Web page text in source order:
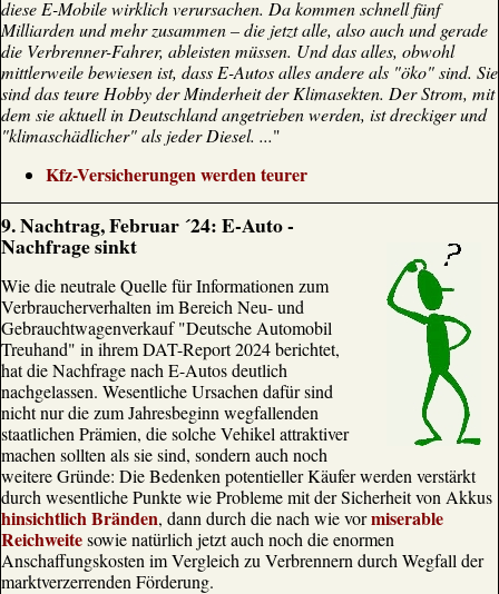
diese E-Mobile wirklich verursachen. Da kommen schnell fünf
Milliarden und mehr zusammen – die jetzt alle, also auch und gerade
die Verbrenner-Fahrer, ableisten müssen. Und das alles, obwohl
mittlerweile bewiesen ist, dass E-Autos alles andere als "öko" sind. Sie
sind das teure Hobby der Minderheit der Klimasekten. Der Strom, mit
dem sie aktuell in Deutschland angetrieben werden, ist dreckiger und
"klimaschädlicher" als jeder Diesel. ..."
Kfz-Versicherungen werden teurer
9. Nachtrag, Februar ´24: E-Auto -
Nachfrage sinkt
Wie die neutrale Quelle für Informationen zum
Verbraucherverhalten im Bereich Neu- und
Gebrauchtwagenverkauf "Deutsche Automobil
Treuhand" in ihrem DAT-Report 2024 berichtet,
hat die Nachfrage nach E-Autos deutlich
nachgelassen. Wesentliche Ursachen dafür sind
nicht nur die zum Jahresbeginn wegfallenden
staatlichen Prämien, die solche Vehikel attraktiver
machen sollten als sie sind, sondern auch noch
weitere Gründe: Die Bedenken potentieller Käufer werden verstärkt
durch wesentliche Punkte wie Probleme mit der Sicherheit von Akkus
hinsichtlich Bränden, dann durch die nach wie vormiserable
Reichweitesowie natürlich jetzt auch noch die enormen
Anschaffungskosten im Vergleich zu Verbrennern durch Wegfall der
marktverzerrenden Förderung.